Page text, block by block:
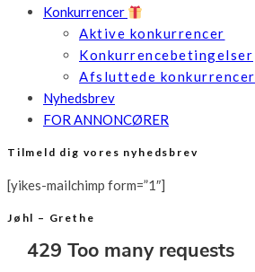
Konkurrencer
Aktive konkurrencer
Konkurrencebetingelser
Afsluttede konkurrencer
Nyhedsbrev
FOR ANNONCØRER
Tilmeld dig vores nyhedsbrev
[yikes-mailchimp form=”1″]
Jøhl – Grethe